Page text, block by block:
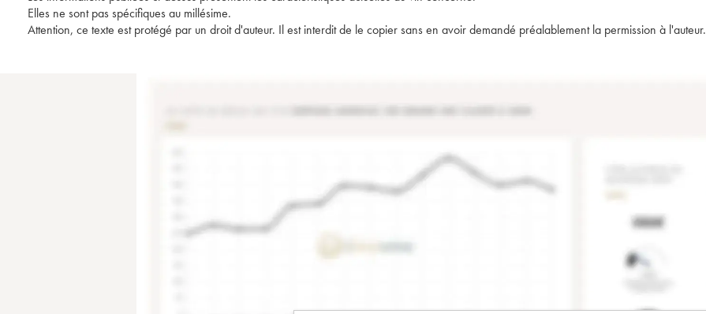
Elles ne sont pas spécifiques au millésime.
Attention, ce texte est protégé par un droit d'auteur. Il est interdit de le copier sans en avoir demandé préalablement la permission à l'auteur.